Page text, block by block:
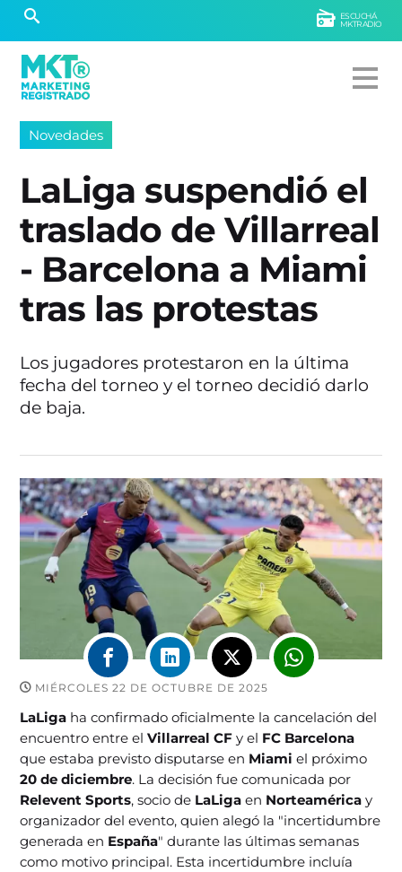
ESCUCHÁ
MKTRADIO
Novedades
LaLiga suspendió el
traslado de Villarreal
- Barcelona a Miami
tras las protestas
Los jugadores protestaron en la última
fecha del torneo y el torneo decidió darlo
de baja.
MIÉRCOLES 22 DE OCTUBRE DE 2025
LaLiga ha confirmado oficialmente la cancelación del
encuentro entre elVillarreal CFy el FC Barcelona
que estaba previsto disputarse en Miami el próximo
20 de diciembre. La decisión fue comunicada por
Relevent Sports, socio de LaLiga en Norteamérica y
organizador del evento, quien alegó la "incertidumbre
generada en España" durante las últimas semanas
como motivo principal. Esta incertidumbre incluía